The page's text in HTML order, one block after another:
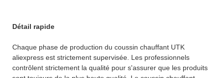
Détail rapide
Chaque phase de production du coussin chauffant UTK
aliexpress est strictement supervisée. Les professionnels
contrôlent strictement la qualité pour s'assurer que les produits